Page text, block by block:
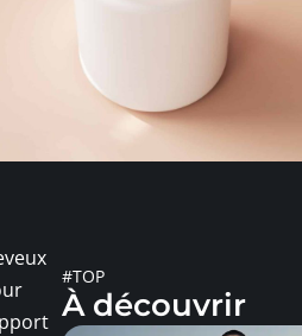
#TOP
À découvrir